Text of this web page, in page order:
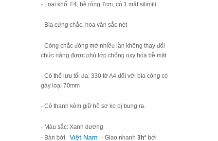
- Loại khổ: F4, bề rộng 7cm, có 1 mặt silimili
- Bìa cứng chắc, hoa văn sắc nét
- Còng chắc đóng mở nhiều lần không thay đổi
chức năng được phủ lớp chống oxy hóa bề mặt
- Có thể lưu tối đa: 330 tờ A4 đối với bìa còng có
gáy loại 70mm
- Có thanh kèm giữ hồ sơ ko bị bung ra.
- Màu sắc: Xanh dương
- Bán bởi
Việt Nam - Giao nhanh 3h* bởi